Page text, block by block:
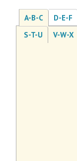
A-B-C D-E-F
S-T-U
V-W-X